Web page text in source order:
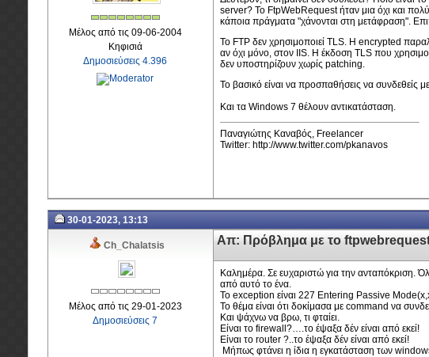
Μέλος από τις 09-06-2004
Κηφισιά
Δημοσιεύσεις 4.396
server? Το FtpWebRequest ήταν μια όχι και πολύ
κάποια πράγματα "χάνονται στη μετάφραση".
Το FTP δεν χρησιμοποιεί TLS. Η encrypted
αν όχι μόνο, στον IIS. Η έκδοση TLS που
δεν υποστηρίζουν χωρίς patching.
Το βασικό είναι να προσπαθήσεις να
Και τα Windows 7 θέλουν αντικατάσταση.
Παναγιώτης Καναβός, Freelancer
Twitter: http://www.twitter.com/pkanavos
30-01-2023, 13:13
Ch_Chalatsis
Μέλος από τις 29-01-2023
Δημοσιεύσεις 7
Απ: Πρόβλημα με το
Καλημέρα. Σε ευχαριστώ για την ανταπόκριση.
από αυτό το ένα.
Το exception είναι 227 Entering Passive
Το θέμα είναι ότι δοκίμασα με command να
Και ψάχνω να βρω, τι φταίει.
Είναι το firewall?….το έψαξα δέν είναι από εκεί!
Είναι το router ?..το έψαξα δέν είναι από εκεί!
Μήπως φτάνει η ίδια η εγκατάσταση των